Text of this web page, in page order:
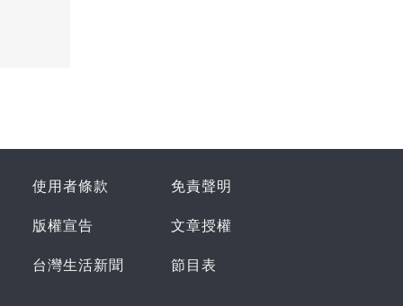
使用者條款 免責聲明
版權宣告 文章授權
台灣生活新聞 節目表